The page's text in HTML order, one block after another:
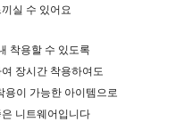
실 수 있어요
착용할 수 있도록
장시간 착용하여도
용이 가능한 아이템으로
니트웨어입니다